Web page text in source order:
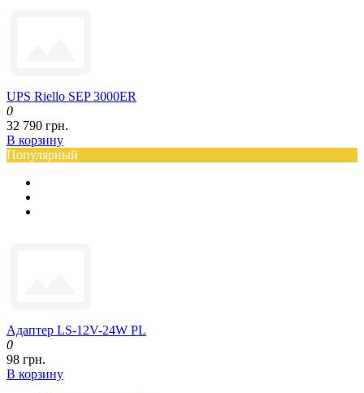
UPS Riello SEP 3000ER
0
32 790 грн.
В корзину
Популярный
Адаптер LS-12V-24W PL
0
98 грн.
В корзину